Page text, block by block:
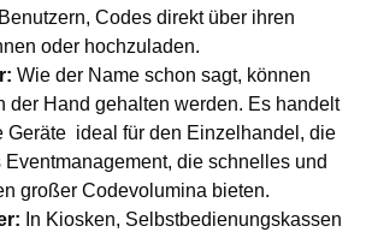
Codes direkt über ihren
oder hochzuladen.
Wie der Name schon sagt, können
der Hand gehalten werden. Es handelt
Geräte ideal für den Einzelhandel, die
Eventmanagement, die schnelles und
großer Codevolumina bieten.
In Kiosken, Selbstbedienungskassen